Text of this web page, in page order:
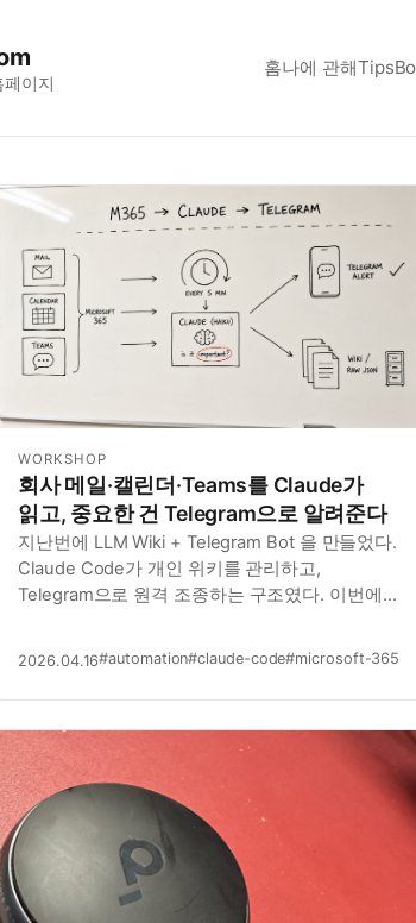
이지
홈나에 관해Tips
WORKSHOP
회사 메일·캘린더·Teams를 Claude가
읽고, 중요한 건 Telegram으로 알려준다
지난번에 LLM Wiki + Telegram Bot 을 만들었다.
Claude Code가 개인 위키를 관리하고,
Telegram으로 원격 조종하는 구조였다. 이번에는
캘린더, Teams 대화를 자동으로 가져와서 위키에
2026.04.16#automation#claude-code#microsoft-365